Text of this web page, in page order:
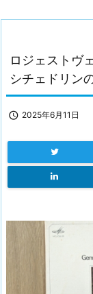
ロジェストヴ
シチェドリン
 2025年6月11日